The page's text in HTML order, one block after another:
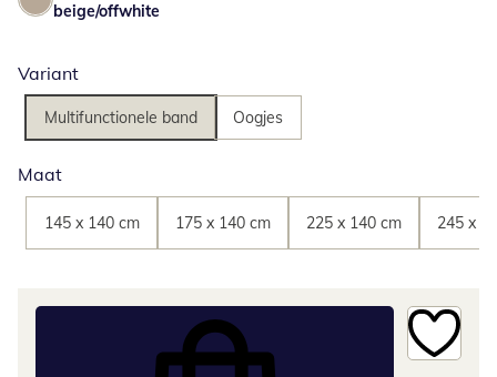
beige/offwhite
Variant
Multifunctionele band Oogjes
Maat
145 x 140 cm 175 x 140 cm 225 x 140 cm 245 x